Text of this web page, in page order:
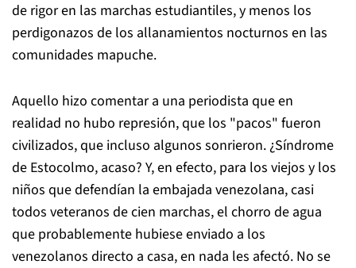
de rigor en las marchas estudiantiles, y menos los
perdigonazos de los allanamientos nocturnos en las
comunidades mapuche.
Aquello hizo comentar a una periodista que en
realidad no hubo represión, que los "pacos" fueron
civilizados, que incluso algunos sonrieron. ¿Síndrome
de Estocolmo, acaso? Y, en efecto, para los viejos y los
niños que defendían la embajada venezolana, casi
todos veteranos de cien marchas, el chorro de agua
que probablemente hubiese enviado a los
venezolanos directo a casa, en nada les afectó. No se